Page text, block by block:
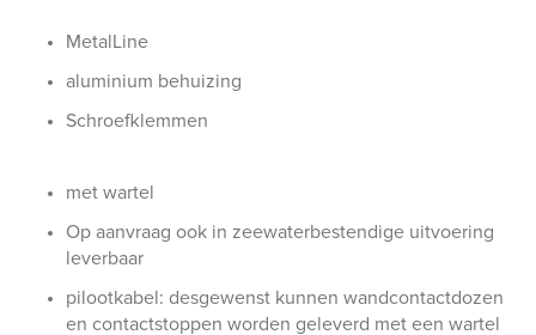
MetalLine
aluminium behuizing
Schroefklemmen
met wartel
Op aanvraag ook in zeewaterbestendige uitvoering
leverbaar
pilootkabel: desgewenst kunnen wandcontactdozen
en contactstoppen worden geleverd met een wartel